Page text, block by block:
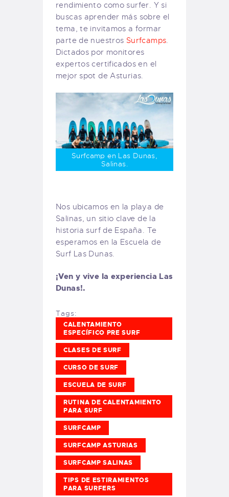
rendimiento como surfer. Y si
buscas aprender más sobre el
tema, te invitamos a formar
parte de nuestros Surfcamps.
Dictados por monitores
expertos certificados en el
mejor spot de Asturias.
Surfcamp en Las Dunas,
Salinas.
Nos ubicamos en la playa de
Salinas, un sitio clave de la
historia surf de España. Te
esperamos en la Escuela de
Surf Las Dunas.
¡Ven y vive la experiencia Las
Dunas!.
Tags:
CALENTAMIENTO
ESPECÍFICO PRE SURF
CLASES DE SURF
CURSO DE SURF
ESCUELA DE SURF
RUTINA DE CALENTAMIENTO
PARA SURF
SURFCAMP
SURFCAMP ASTURIAS
SURFCAMP SALINAS
TIPS DE ESTIRAMIENTOS
PARA SURFERS